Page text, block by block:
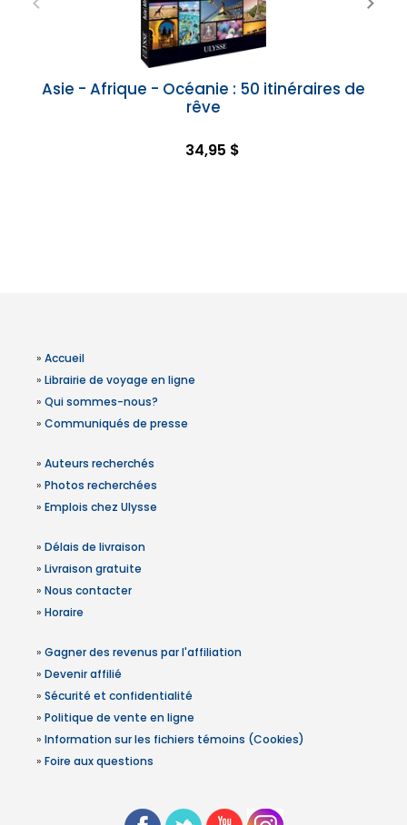
Asie - Afrique - Océanie : 50 itinéraires de
rêve
34,95 $
» Accueil
» Librairie de voyage en ligne
» Qui sommes-nous?
» Communiqués de presse
» Auteurs recherchés
» Photos recherchées
» Emplois chez Ulysse
» Délais de livraison
» Livraison gratuite
» Nous contacter
» Horaire
» Gagner des revenus par l'affiliation
» Devenir affilié
» Sécurité et confidentialité
» Politique de vente en ligne
» Information sur les fichiers témoins (Cookies)
» Foire aux questions